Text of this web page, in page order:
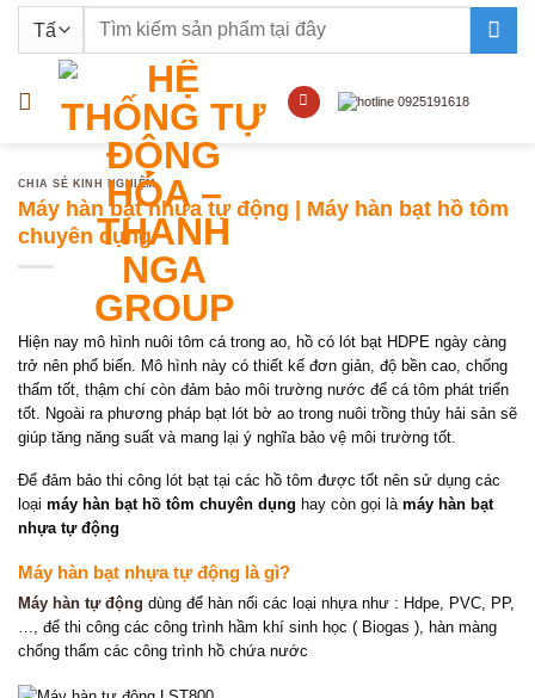
nội
Tìm
CHIA SẺ KINH NGHIỆM
Máy hàn bạt nhựa tự động | Máy hàn bạt hồ tôm
chuyên dụng
Hiện nay mô hình nuôi tôm cá trong ao, hồ có lót bạt HDPE ngày càng
trở nên phổ biến. Mô hình này có thiết kế đơn giản, độ bền cao, chống
thấm tốt, thậm chí còn đảm bảo môi trường nước để cá tôm phát triển
tốt. Ngoài ra phương pháp bạt lót bờ ao trong nuôi trồng thủy hải sản sẽ
giúp tăng năng suất và mang lại ý nghĩa bảo vệ môi trường tốt.
Để đảm bảo thi công lót bạt tại các hồ tôm được tốt nên sử dụng các
loại máy hàn bạt hồ tôm chuyên dụng hay còn gọi là máy hàn bạt
nhựa tự động
Máy hàn bạt nhựa tự động là gì?
Máy hàn tự động dùng để hàn nối các loại nhựa như : Hdpe, PVC, PP,
…, để thi công các công trình hầm khí sinh học ( Biogas ), hàn màng
chống thấm các công trình hồ chứa nước